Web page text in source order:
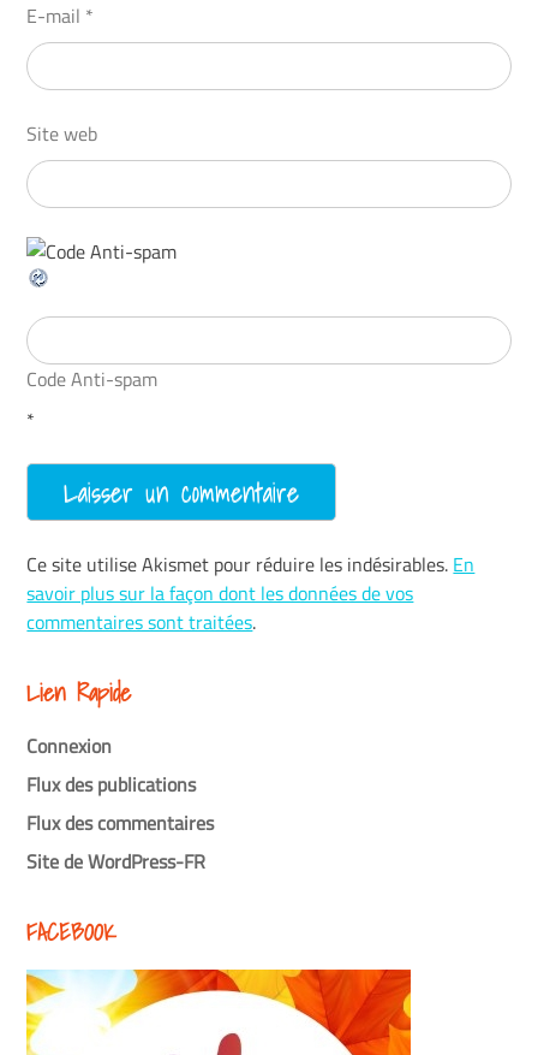
E-mail *
Site web
Code Anti-spam
*
Ce site utilise Akismet pour réduire les indésirables. En
savoir plus sur la façon dont les données de vos
commentaires sont traitées.
Lien Rapide
Connexion
Flux des publications
Flux des commentaires
Site de WordPress-FR
FACEBOOK